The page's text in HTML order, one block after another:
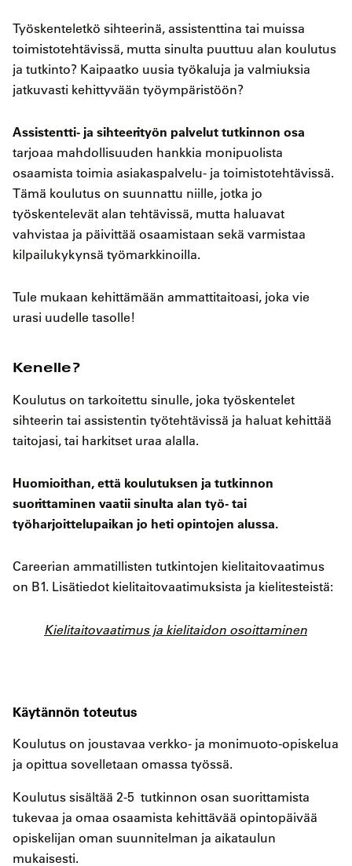
Työskenteletkö sihteerinä, assistenttina tai muissa
toimistotehtävissä, mutta sinulta puuttuu alan koulutus
ja tutkinto? Kaipaatko uusia työkaluja ja valmiuksia
jatkuvasti kehittyvään työympäristöön?
Assistentti- ja sihteerityön palvelut tutkinnon osa
tarjoaa mahdollisuuden hankkia monipuolista
osaamista toimia asiakaspalvelu- ja toimistotehtävissä.
Tämä koulutus on suunnattu niille, jotka jo
työskentelevät alan tehtävissä, mutta haluavat
vahvistaa ja päivittää osaamistaan sekä varmistaa
kilpailukykynsä työmarkkinoilla.
Tule mukaan kehittämään ammattitaitoasi, joka vie
urasi uudelle tasolle!
Kenelle?
Koulutus on tarkoitettu sinulle, joka työskentelet
sihteerin tai assistentin työtehtävissä ja haluat kehittää
taitojasi, tai harkitset uraa alalla.
Huomioithan, että koulutuksen ja tutkinnon
suorittaminen vaatii sinulta alan työ- tai
työharjoittelupaikan jo heti opintojen alussa.
Careerian ammatillisten tutkintojen kielitaitovaatimus
on B1. Lisätiedot kielitaitovaatimuksista ja kielitesteistä:
Kielitaitovaatimus ja kielitaidon osoittaminen
Käytännön toteutus
Koulutus on joustavaa verkko- ja monimuoto-opiskelua
ja opittua sovelletaan omassa työssä.
Koulutus sisältää 2-5 tutkinnon osan suorittamista
tukevaa ja omaa osaamista kehittävää opintopäivää
opiskelijan oman suunnitelman ja aikataulun
mukaisesti.